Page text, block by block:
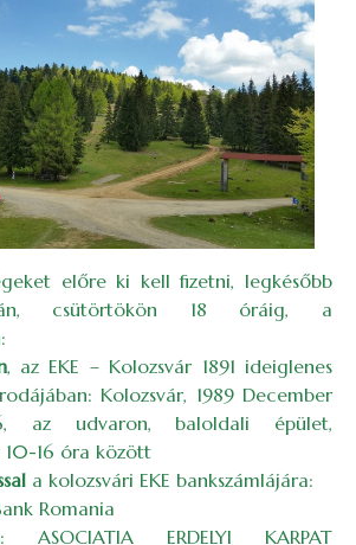
előre ki kell fizetni, legkésőbb
án, csütörtökön 18 óráig, a
, az EKE – Kolozsvár 1891 ideiglenes
Kolozsvár, 1989 December
az udvaron, baloldali épület,
10-16 óra között
a kolozsvári EKE bankszámlájára:
Romania
ASOCIATIA ERDELYI KARPAT